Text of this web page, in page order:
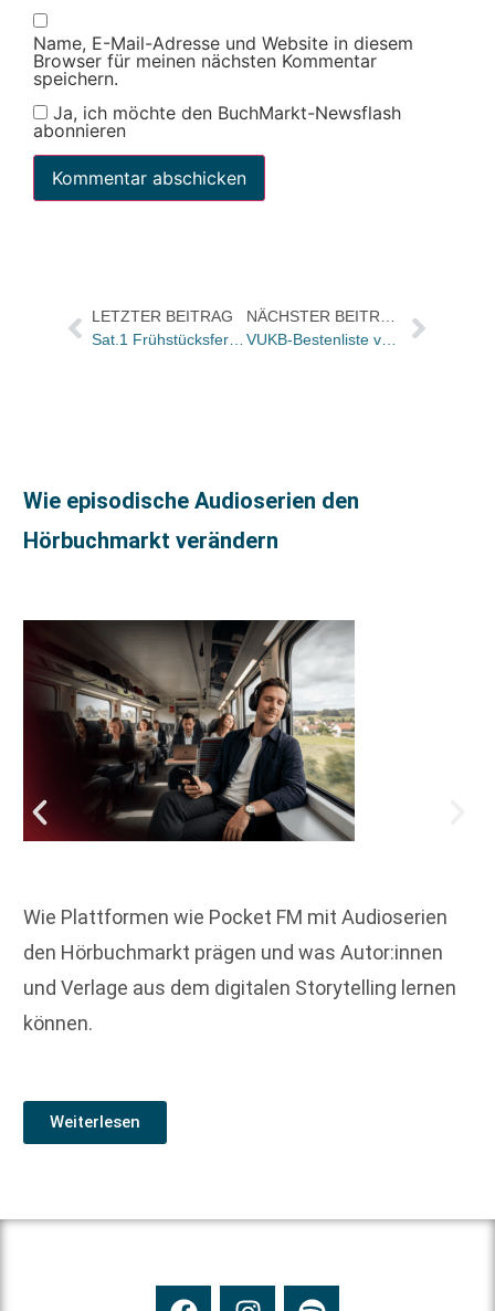
Name, E-Mail-Adresse und Website in diesem
Browser für meinen nächsten Kommentar
speichern.
Ja, ich möchte den BuchMarkt-Newsflash
abonnieren
LETZTER BEITRAG
Sat.1 Frühstücksfernsehen: Buchtitel der Sendung von morgen
NÄCHSTER BEITRAG
VUKB-Bestenliste vom September
Wie episodische Audioserien den
Hörbuchmarkt verändern
Wie Plattformen wie Pocket FM mit Audioserien
den Hörbuchmarkt prägen und was Autor:innen
und Verlage aus dem digitalen Storytelling lernen
können.
Weiterlesen